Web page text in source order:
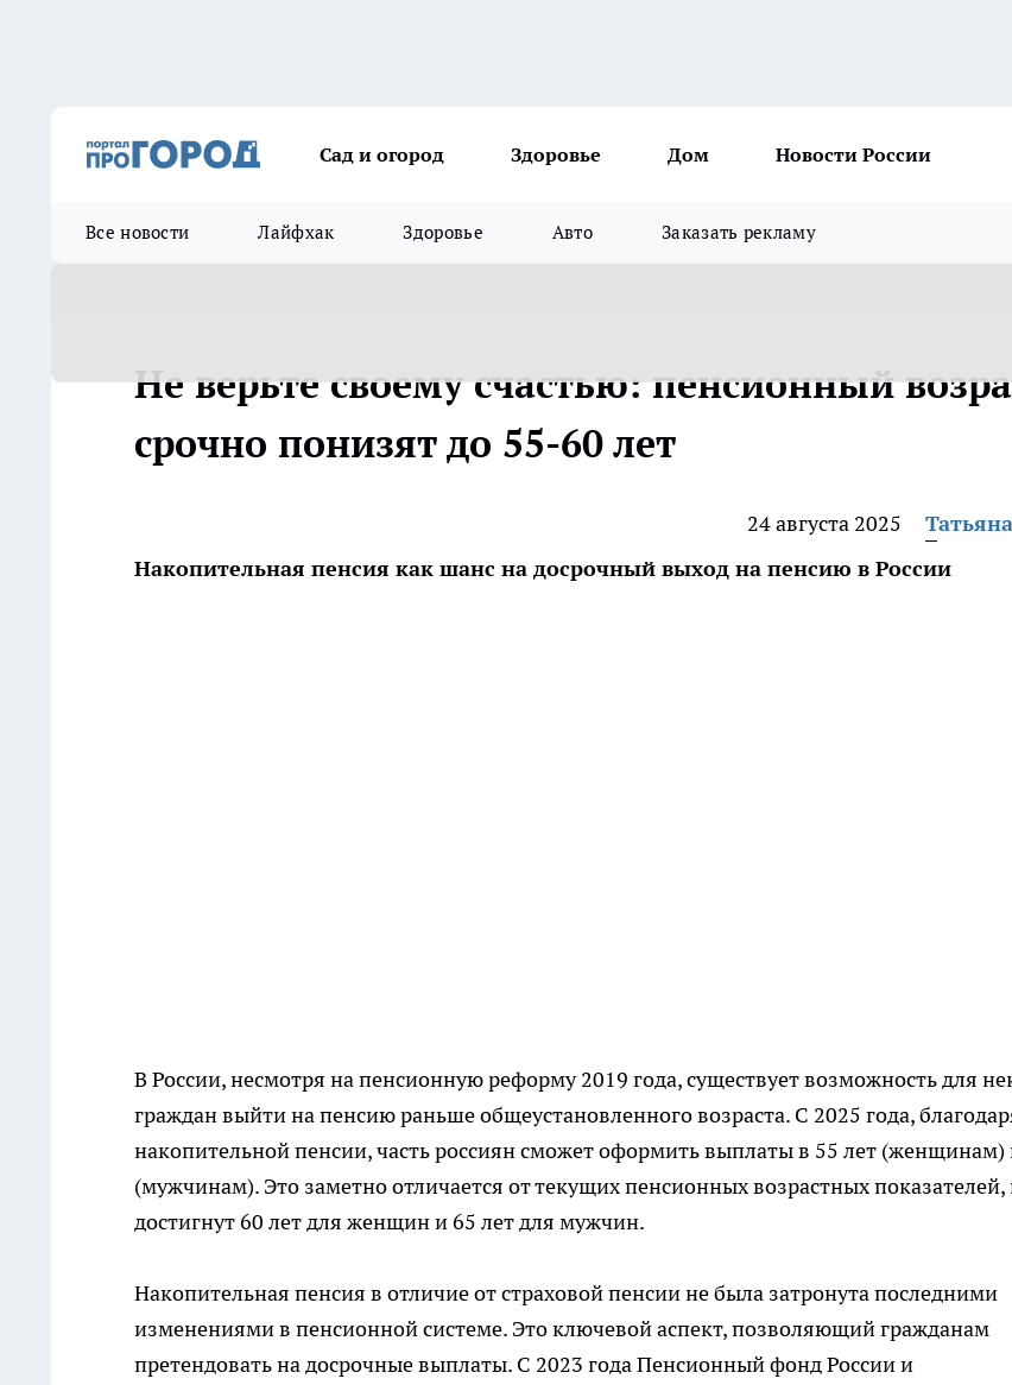
Сад и огород Здоровье Дом Новости России
Все новости Лайфхак Здоровье Авто Заказать рекламу
Не верьте своему счастью: пенсионный
срочно понизят до 55-60 лет
24 августа 2025
Накопительная пенсия как шанс на досрочный выход на пенсию в России
В России, несмотря на пенсионную реформу 2019 года, существует возможность для
граждан выйти на пенсию раньше общеустановленного возраста. С 2025 года,
накопительной пенсии, часть россиян сможет оформить выплаты в 55 лет (женщинам)
(мужчинам). Это заметно отличается от текущих пенсионных возрастных
достигнут 60 лет для женщин и 65 лет для мужчин.
Накопительная пенсия в отличие от страховой пенсии не была затронута последними
изменениями в пенсионной системе. Это ключевой аспект, позволяющий гражданам
претендовать на досрочные выплаты. С 2023 года Пенсионный фонд России и